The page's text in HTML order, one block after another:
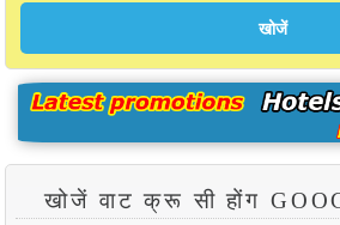
खोजें वाट क्रू सी होंग